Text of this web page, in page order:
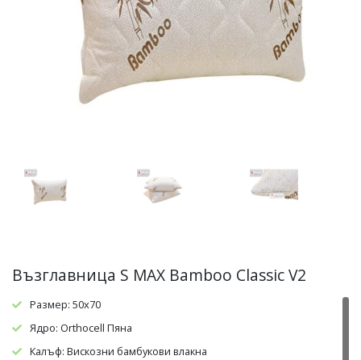
Възглавница S MAX Bamboo Classic V2
Размер: 50х70
Ядро: Orthocell Пяна
Калъф: Вискозни бамбукови влакна